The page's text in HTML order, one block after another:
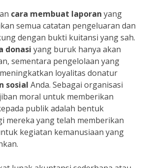
cara membuat laporan yang
semua catatan pengeluaran dan
dengan bukti kuitansi yang sah.
donasi yang buruk hanya akan
sementara pengelolaan yang
loyalitas donatur
sosial Anda. Sebagai organisasi
moral untuk memberikan
publik adalah bentuk
mereka yang telah memberikan
kegiatan kemanusiaan yang